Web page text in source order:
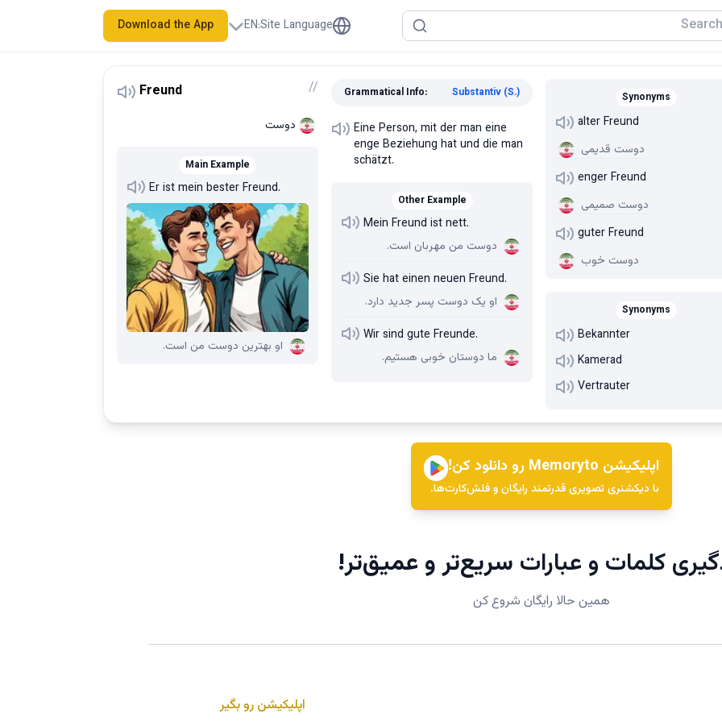
Site Language
:
EN
Download the App
Freund //
دوست
Main Example
Er ist mein bester Freund.
او بهترین دوست من است.
Grammatical Info: Substantiv (S.)
Eine Person, mit der man eine
enge Beziehung hat und die man
schätzt.
Other Example
Mein Freund ist nett.
دوست من مهربان است.
Sie hat einen neuen Freund.
او یک دوست پسر جدید دارد.
Wir sind gute Freunde.
ما دوستان خوبی هستیم.
Synonyms
alter Freund
دوست قدیمی
enger Freund
دوست صمیمی
guter Freund
دوست خوب
Synonyms
Bekannter
Kamerad
Vertrauter
اپلیکیشن Memoryto رو دانلود کن!
با دیکشنری تصویری قدرتمند رایگان و فلش‌کارت‌ها.
کلمات و عبارات سریع‌تر و عمیق‌تر!
همین حالا رایگان شروع کن
اپلیکیشن رو بگیر